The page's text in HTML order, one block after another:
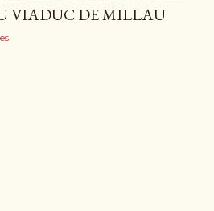
VIADUC DE MILLAU